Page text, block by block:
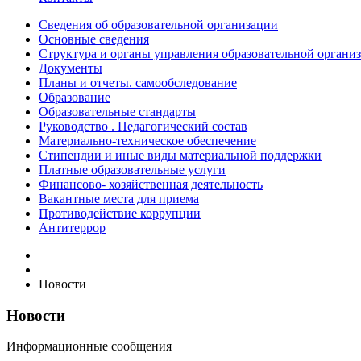
Сведения об образовательной организации
Основные сведения
Структура и органы управления образовательной
Документы
Планы и отчеты. самообследование
Образование
Образовательные стандарты
Руководство . Педагогический состав
Материально-техническое обеспечение
Стипендии и иные виды материальной поддержки
Платные образовательные услуги
Финансово- хозяйственная деятельность
Вакантные места для приема
Противодействие коррупции
Антитеррор
Новости
Новости
Информационные сообщения